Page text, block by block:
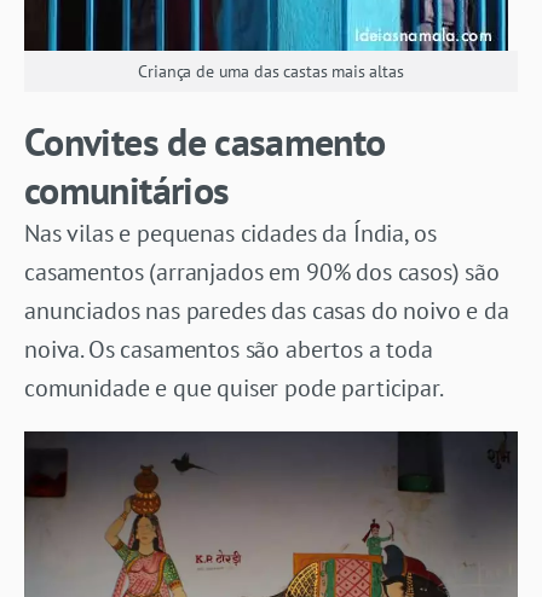
Criança de uma das castas mais altas
Convites de casamento
comunitários
Nas vilas e pequenas cidades da Índia, os
casamentos (arranjados em 90% dos casos) são
anunciados nas paredes das casas do noivo e da
noiva. Os casamentos são abertos a toda
comunidade e que quiser pode participar.